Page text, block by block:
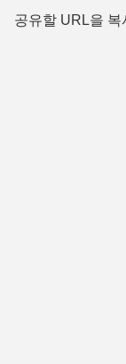
공유할 URL을